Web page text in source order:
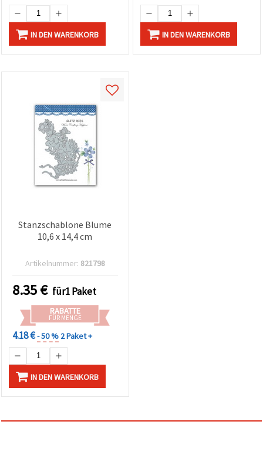
IN DEN WARENKORB IN DEN WARENKORB
Stanzschablone Blume
10,6 x 14,4 cm
Artikelnummer: 821798
8.35€ für1 Paket
RABATTE
FÜR MENGE
4.18 €- 50 % 2 Paket +
IN DEN WARENKORB